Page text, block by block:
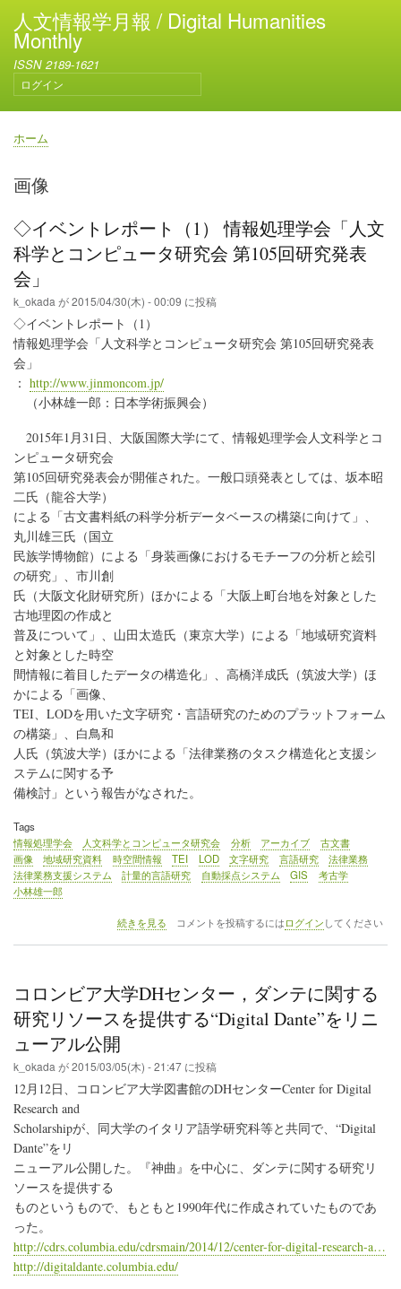
メ
イ
コ
テ
人文情報学月報 / Digital Humanities
Monthly
ISSN 2189-1621
ユ
ー
ザ
ー
カ
ン
ト
メ
ニ
ュ
ー
ログイン
パ
く
ホーム
画像
◇イベントレポート（1） 情報処理学会「人文
科学とコンピュータ研究会 第105回研究発表
会」
k_okada が2015/04/30(木) - 00:09 に投稿
◇イベントレポート（1）
情報処理学会「人文科学とコンピュータ研究会 第105回研究発表
会」
： http://www.jinmoncom.jp/
（小林雄一郎：日本学術振興会）
2015年1月31日、大阪国際大学にて、情報処理学会人文科学とコ
ンピュータ研究会
第105回研究発表会が開催された。一般口頭発表としては、坂本昭
二氏（龍谷大学）
による「古文書料紙の科学分析データベースの構築に向けて」、
丸川雄三氏（国立
民族学博物館）による「身装画像におけるモチーフの分析と絵引
の研究」、市川創
氏（大阪文化財研究所）ほかによる「大阪上町台地を対象とした
古地理図の作成と
普及について」、山田太造氏（東京大学）による「地域研究資料
と対象とした時空
間情報に着目したデータの構造化」、高橋洋成氏（筑波大学）ほ
かによる「画像、
TEI、LODを用いた文字研究・言語研究のためのプラットフォーム
の構築」、白鳥和
人氏（筑波大学）ほかによる「法律業務のタスク構造化と支援シ
ステムに関する予
備検討」という報告がなされた。
Tags
情報処理学会
人文科学とコンピュータ研究会 分析 アーカイブ
古文書
画像
地域研究資料 時空間情報 TEI LOD 文字研究 言語研究
法律業務
法律業務支援システム
計量的言語研究 自動採点システム GIS
考古学
小林雄一郎
◇
レ
ポ
ー
ト
情
報
理
学
「人
学
ン
ピ
続きを見る コメントを投稿するには ログイン してください
コロンビア大学DHセンター，ダンテに関する
研究リソースを提供する“Digital Dante”をリニ
ューアル公開
k_okada が2015/03/05(木) - 21:47 に投稿
12月12日、コロンビア大学図書館のDHセンターCenter for Digital
Research and
Scholarshipが、同大学のイタリア語学研究科等と共同で、“Digital
Dante”をリ
ニューアル公開した。『神曲』を中心に、ダンテに関する研究リ
ソースを提供する
ものというもので、もともと1990年代に作成されていたものであ
った。
http://cdrs.columbia.edu/cdrsmain/2014/12/center-for-digital-research-a…
http://digitaldante.columbia.edu/